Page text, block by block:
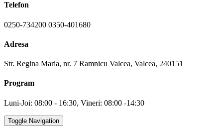
Telefon
0250-734200 0350-401680
Adresa
Str. Regina Maria, nr. 7 Ramnicu Valcea, Valcea, 240151
Program
Luni-Joi: 08:00 - 16:30, Vineri: 08:00 -14:30
Toggle Navigation